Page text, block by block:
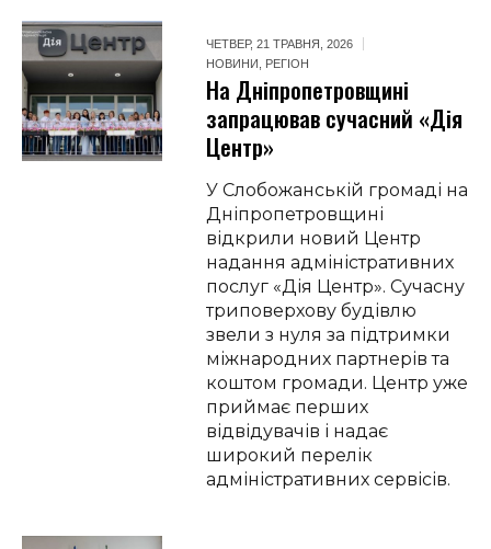
ЧЕТВЕР, 21 ТРАВНЯ, 2026
НОВИНИ
РЕГІОН
На Дніпропетровщині
запрацював сучасний «Дія
Центр»
У Слобожанській громаді на
Дніпропетровщині
відкрили новий Центр
надання адміністративних
послуг «Дія Центр». Сучасну
триповерхову будівлю
звели з нуля за підтримки
міжнародних партнерів та
коштом громади. Центр уже
приймає перших
відвідувачів і надає
широкий перелік
адміністративних сервісів.